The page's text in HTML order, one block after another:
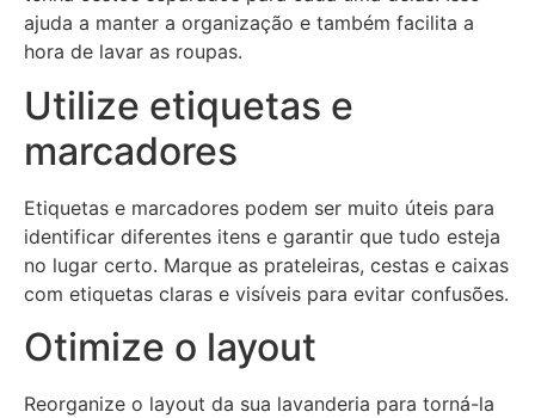
ajuda a manter a organização e também facilita a
hora de lavar as roupas.
Utilize etiquetas e
marcadores
Etiquetas e marcadores podem ser muito úteis para
identificar diferentes itens e garantir que tudo esteja
no lugar certo. Marque as prateleiras, cestas e caixas
com etiquetas claras e visíveis para evitar confusões.
Otimize o layout
Reorganize o layout da sua lavanderia para torná-la